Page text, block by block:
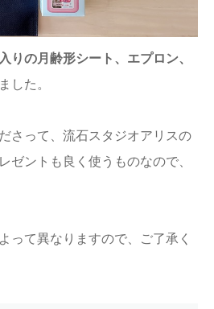
りの月齢形シート、エプロン、
した。
さって、流石スタジオアリスの
ゼントも良く使うものなので、
って異なりますので、ご了承く